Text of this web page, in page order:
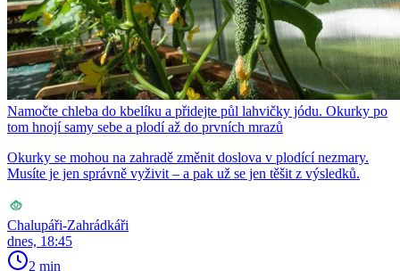
Namočte chleba do kbelíku a přidejte půl lahvičky jódu. Okurky po
tom hnojí samy sebe a plodí až do prvních mrazů
Okurky se mohou na zahradě změnit doslova v plodící nezmary.
Musíte je jen správně vyživit – a pak už se jen těšit z výsledků.
Chalupáři-Zahrádkáři
dnes, 18:45
2 min